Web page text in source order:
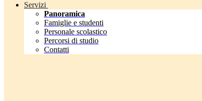
Servizi
Panoramica
Famiglie e studenti
Personale scolastico
Percorsi di studio
Contatti